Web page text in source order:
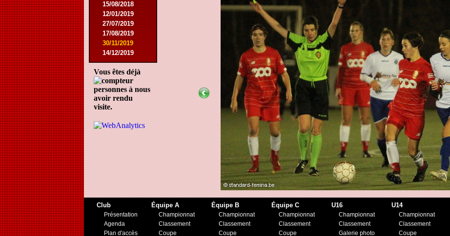
15/08/2018
12/01/2019
27/07/2019
17/08/2019
30/11/2019
14/12/2019
Vous êtes déjà
personnes à nous
avoir rendu
visite.
Club
Présentation
Agenda
Plan d'accès
Équipe A
Championnat
Classement
Coupe
Équipe B
Championnat
Classement
Coupe
Équipe C
Championnat
Classement
Coupe
U16
Championnat
Classement
Galerie photo
U14
Championnat
Classement
Coupe